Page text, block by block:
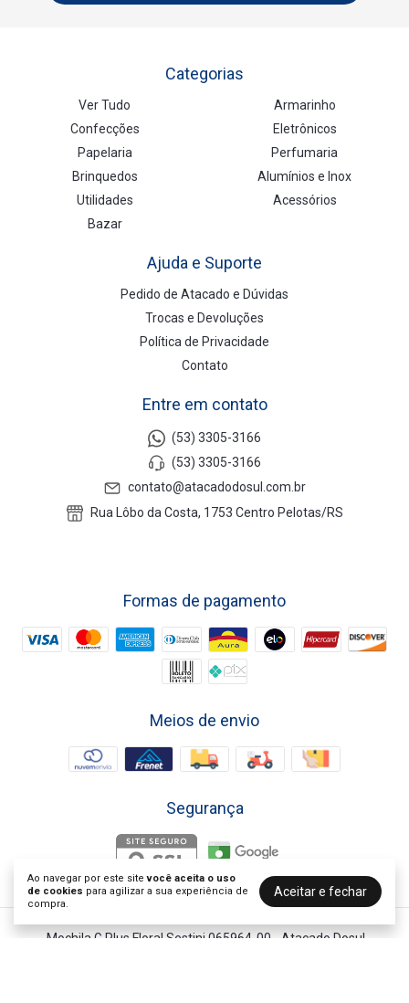
Ao navegar por este sitevocê aceita o uso
de cookies para agilizar a sua experiência de
compra.
Aceitar e fechar
Categorias
Ver Tudo
Confecções
Papelaria
Brinquedos
Utilidades
Bazar
Armarinho
Eletrônicos
Perfumaria
Alumínios e Inox
Acessórios
Ajuda e Suporte
Pedido de Atacado e Dúvidas
Trocas e Devoluções
Política de Privacidade
Contato
Entre em contato
(53) 3305-3166
(53) 3305-3166
contato@atacadodosul.com.br
Rua Lôbo da Costa, 1753 Centro Pelotas/RS
Formas de pagamento
Meios de envio
Segurança
Mochila G Plus Floral Sestini 065964-00- Atacado Dosul